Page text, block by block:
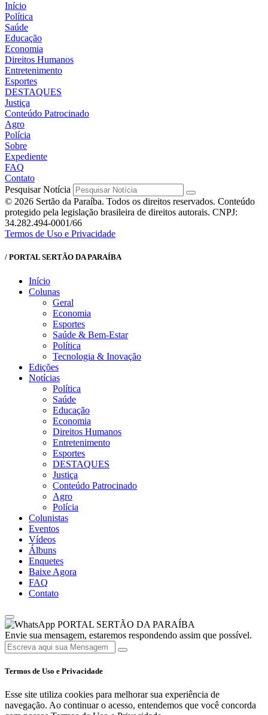
Início
Política
Saúde
Educação
Economia
Direitos Humanos
Entretenimento
Esportes
DESTAQUES
Justiça
Conteúdo Patrocinado
Agro
Polícia
Sobre
Expediente
FAQ
Contato
Pesquisar Notícia
© 2026 Sertão da Paraíba. Todos os direitos reservados. Conteúdo
protegido pela legislação brasileira de direitos autorais. CNPJ:
34.282.494-0001/66
Termos de Uso e Privacidade
/ PORTAL SERTÃO DA PARAÍBA
Início
Colunas
Geral
Economia
Esportes
Saúde & Bem-Estar
Política
Tecnologia & Inovação
Edições
Notícias
Política
Saúde
Educação
Economia
Direitos Humanos
Entretenimento
Esportes
DESTAQUES
Justiça
Conteúdo Patrocinado
Agro
Polícia
Colunistas
Eventos
Vídeos
Álbuns
Enquetes
Baixe Agora
FAQ
Contato
PORTAL SERTÃO DA PARAÍBA
Envie sua mensagem, estaremos respondendo assim que possível.
Termos de Uso e Privacidade
Esse site utiliza cookies para melhorar sua experiência de
navegação. Ao continuar o acesso, entendemos que você concorda